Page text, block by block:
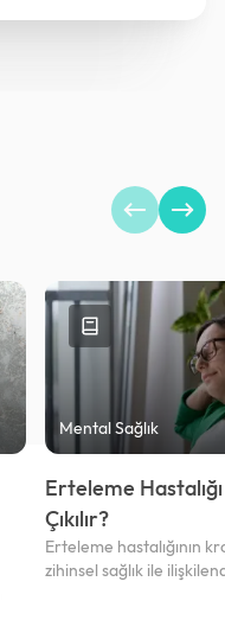
Mental Sağlık
Erteleme
Çıkılır?
Erteleme hastalığının
zihinsel sağlık ile